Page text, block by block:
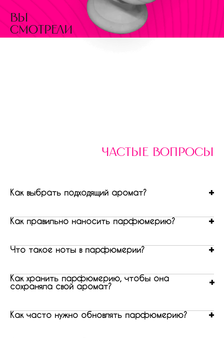
вы
смотрели
частые вопросы
Как выбрать подходящий аромат?
Как правильно наносить парфюмерию?
Что такое ноты в парфюмерии?
Как хранить парфюмерию, чтобы она
сохраняла свой аромат?
Как часто нужно обновлять парфюмерию?